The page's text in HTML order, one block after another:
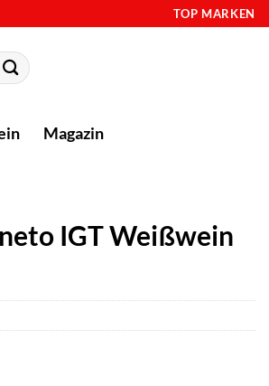
TOP MARKEN
Magazin
IGT Weißwein